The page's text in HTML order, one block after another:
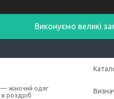
Виконуємо великі
жіночий одяг
роздріб